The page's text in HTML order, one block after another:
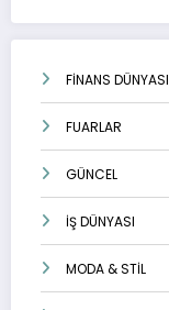
FİNANS DÜNYASI
FUARLAR
GÜNCEL
İŞ DÜNYASI
MODA & STİL